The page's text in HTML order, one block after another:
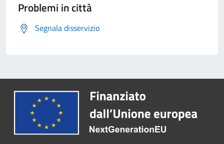
Problemi in città
Segnala disservizio